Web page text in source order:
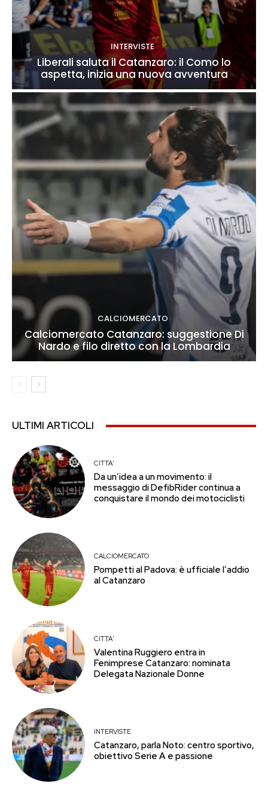
INTERVISTE
Liberali saluta il Catanzaro: il Como lo
aspetta, inizia una nuova avventura
CALCIOMERCATO
Calciomercato Catanzaro: suggestione Di
Nardo e filo diretto con la Lombardia
ULTIMI ARTICOLI
CITTA'
Da un’idea a un movimento: il
messaggio di DefibRider continua a
conquistare il mondo dei motociclisti
CALCIOMERCATO
Pompetti al Padova: è ufficiale l’addio
al Catanzaro
CITTA'
Valentina Ruggiero entra in
Fenimprese Catanzaro: nominata
Delegata Nazionale Donne
INTERVISTE
Catanzaro, parla Noto: centro sportivo,
obiettivo Serie A e passione